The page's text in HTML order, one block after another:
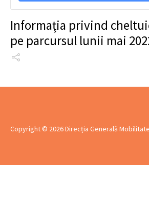
Informaţia privind
pe parcursul lunii mai
Copyright © 2026 Direcția Generală